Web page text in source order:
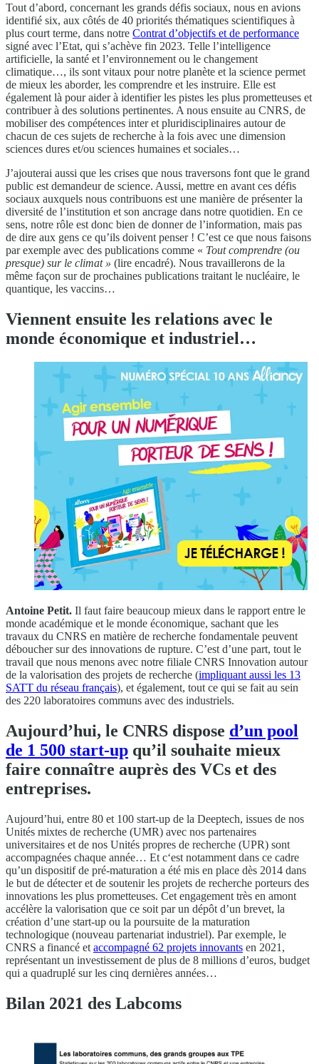
Tout d’abord, concernant les grands défis sociaux, nous en avions
identifié six, aux côtés de 40 priorités thématiques scientifiques à
plus court terme, dans notre Contrat d’objectifs et de performance
signé avec l’Etat, qui s’achève fin 2023. Telle l’intelligence
artificielle, la santé et l’environnement ou le changement
climatique…, ils sont vitaux pour notre planète et la science permet
de mieux les aborder, les comprendre et les instruire. Elle est
également là pour aider à identifier les pistes les plus prometteuses et
contribuer à des solutions pertinentes. A nous ensuite au CNRS, de
mobiliser des compétences inter et pluridisciplinaires autour de
chacun de ces sujets de recherche à la fois avec une dimension
sciences dures et/ou sciences humaines et sociales…
J’ajouterai aussi que les crises que nous traversons font que le grand
public est demandeur de science. Aussi, mettre en avant ces défis
sociaux auxquels nous contribuons est une manière de présenter la
diversité de l’institution et son ancrage dans notre quotidien. En ce
sens, notre rôle est donc bien de donner de l’information, mais pas
de dire aux gens ce qu’ils doivent penser ! C’est ce que nous faisons
par exemple avec des publications comme « Tout comprendre (ou
presque) sur le climat » (lire encadré). Nous travaillerons de la
même façon sur de prochaines publications traitant le nucléaire, le
quantique, les vaccins…
Viennent ensuite les relations avec le
monde économique et industriel…
Antoine Petit. Il faut faire beaucoup mieux dans le rapport entre le
monde académique et le monde économique, sachant que les
travaux du CNRS en matière de recherche fondamentale peuvent
déboucher sur des innovations de rupture. C’est d’une part, tout le
travail que nous menons avec notre filiale CNRS Innovation autour
de la valorisation des projets de recherche (impliquant aussi les 13
SATT du réseau français), et également, tout ce qui se fait au sein
des 220 laboratoires communs avec des industriels.
Aujourd’hui, le CNRS dispose d’un pool
de 1 500 start-up qu’il souhaite mieux
faire connaître auprès des VCs et des
entreprises.
Aujourd’hui, entre 80 et 100 start-up de la Deeptech, issues de nos
Unités mixtes de recherche (UMR) avec nos partenaires
universitaires et de nos Unités propres de recherche (UPR) sont
accompagnées chaque année… Et c‘est notamment dans ce cadre
qu’un dispositif de pré-maturation a été mis en place dès 2014 dans
le but de détecter et de soutenir les projets de recherche porteurs des
innovations les plus prometteuses. Cet engagement très en amont
accélère la valorisation que ce soit par un dépôt d’un brevet, la
création d’une start-up ou la poursuite de la maturation
technologique (nouveau partenariat industriel). Par exemple, le
CNRS a financé et accompagné 62 projets innovants en 2021,
représentant un investissement de plus de 8 millions d’euros, budget
qui a quadruplé sur les cinq dernières années…
Bilan 2021 des Labcoms